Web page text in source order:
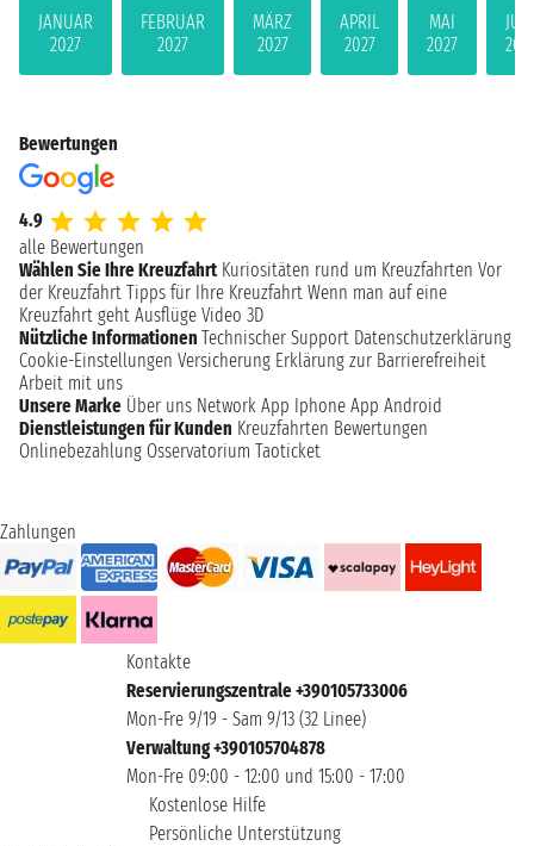
JANUAR
2027
FEBRUAR
2027
MÄRZ
2027
APRIL
2027
MAI
2027
Bewertungen
4.9
alle Bewertungen
Wählen Sie Ihre Kreuzfahrt Kuriositäten rund um Kreuzfahrten Vor
der Kreuzfahrt Tipps für Ihre Kreuzfahrt Wenn man auf eine
Kreuzfahrt geht Ausflüge Video 3D
Nützliche Informationen Technischer Support Datenschutzerklärung
Cookie-Einstellungen Versicherung Erklärung zur Barrierefreiheit
Arbeit mit uns
Unsere Marke Über uns Network App Iphone App Android
Dienstleistungen für Kunden Kreuzfahrten Bewertungen
Onlinebezahlung Osservatorium Taoticket
Zahlungen
Kontakte
Reservierungszentrale +390105733006
Mon-Fre 9/19 - Sam 9/13 (32 Linee)
Verwaltung +390105704878
Mon-Fre 09:00 - 12:00 und 15:00 - 17:00
Kostenlose Hilfe
Persönliche Unterstützung